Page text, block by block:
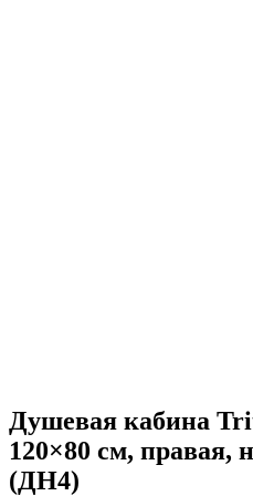
Душевая кабина
120×80 см, правая,
(ДН4)